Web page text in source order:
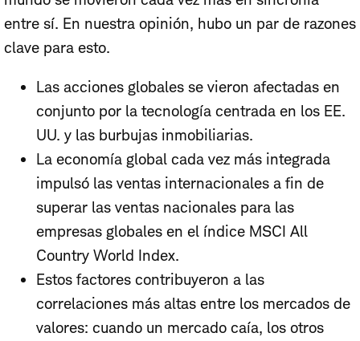
entre sí. En nuestra opinión, hubo un par de razones
clave para esto.
Las acciones globales se vieron afectadas en
conjunto por la tecnología centrada en los EE.
UU. y las burbujas inmobiliarias.
La economía global cada vez más integrada
impulsó las ventas internacionales a fin de
superar las ventas nacionales para las
empresas globales en el índice MSCI All
Country World Index.
Estos factores contribuyeron a las
correlaciones más altas entre los mercados de
valores: cuando un mercado caía, los otros